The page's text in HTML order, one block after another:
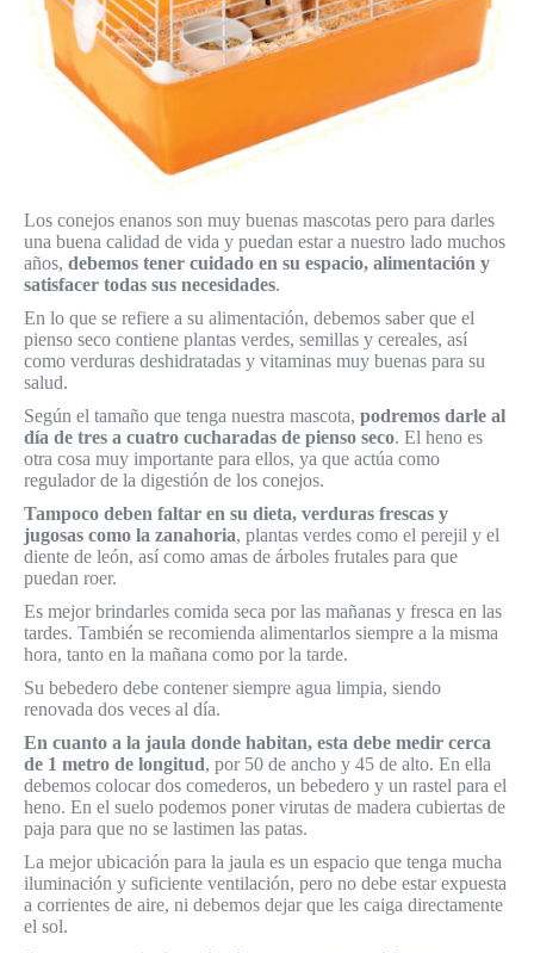
Los conejos enanos son muy buenas mascotas pero para darles
una buena calidad de vida y puedan estar a nuestro lado muchos
años, debemos tener cuidado en su espacio, alimentación y
satisfacer todas sus necesidades.
En lo que se refiere a su alimentación, debemos saber que el
pienso seco contiene plantas verdes, semillas y cereales, así
como verduras deshidratadas y vitaminas muy buenas para su
salud.
Según el tamaño que tenga nuestra mascota, podremos darle al
día de tres a cuatro cucharadas de pienso seco. El heno es
otra cosa muy importante para ellos, ya que actúa como
regulador de la digestión de los conejos.
Tampoco deben faltar en su dieta, verduras frescas y
jugosas como la zanahoria, plantas verdes como el perejil y el
diente de león, así como amas de árboles frutales para que
puedan roer.
Es mejor brindarles comida seca por las mañanas y fresca en las
tardes. También se recomienda alimentarlos siempre a la misma
hora, tanto en la mañana como por la tarde.
Su bebedero debe contener siempre agua limpia, siendo
renovada dos veces al día.
En cuanto a la jaula donde habitan, esta debe medir cerca
de 1 metro de longitud, por 50 de ancho y 45 de alto. En ella
debemos colocar dos comederos, un bebedero y un rastel para el
heno. En el suelo podemos poner virutas de madera cubiertas de
paja para que no se lastimen las patas.
La mejor ubicación para la jaula es un espacio que tenga mucha
iluminación y suficiente ventilación, pero no debe estar expuesta
a corrientes de aire, ni debemos dejar que les caiga directamente
el sol.